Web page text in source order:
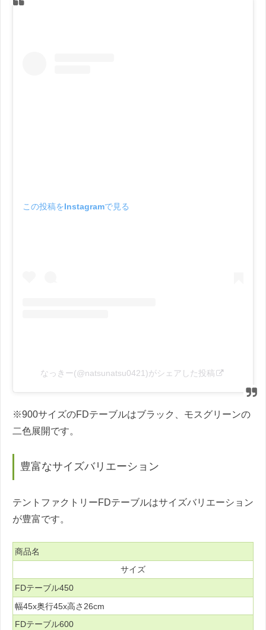
この投稿をInstagramで見る
なっきー(@natsunatsu0421)がシェアした投稿
※900サイズのFDテーブルはブラック、モスグリーンの
二色展開です。
豊富なサイズバリエーション
テントファクトリーFDテーブルはサイズバリエーション
が豊富です。
商品名
サイズ
FDテーブル450
幅45x奥行45x高さ26cm
FDテーブル600